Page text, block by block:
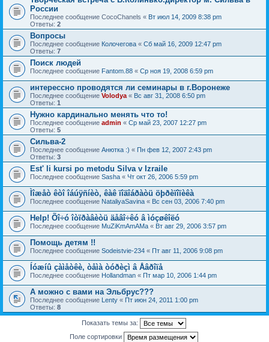
России
Последнее сообщение CocoChanels « Вт июл 14, 2009 8:38 pm
Ответы: 2
Вопросы
Последнее сообщение Колочегова « Сб май 16, 2009 12:47 pm
Ответы: 7
Поиск людей
Последнее сообщение Fantom.88 « Ср ноя 19, 2008 6:59 pm
интерессно проводятся ли семинары в г.Воронеже
Последнее сообщение Volodya « Вс авг 31, 2008 6:50 pm
Ответы: 1
Нужно кардинально менять что то!
Последнее сообщение admin « Ср май 23, 2007 12:27 pm
Ответы: 5
Сильва-2
Последнее сообщение Анютка :) « Пн фев 12, 2007 2:43 pm
Ответы: 3
Est' li kursi po metodu Silva v Izraile
Последнее сообщение Sasha « Чт окт 26, 2006 5:59 pm
Ìîæåò êòî îáúÿñíèò, êàê ïîäîáðàòü öþðèïîïèêà
Последнее сообщение NataliyaSavina « Вс сен 03, 2006 7:40 pm
Help! Õî÷ó îòïðàâèòü äåâî÷êó â ìóçøêîëó
Последнее сообщение MuZiKmAmAMa « Вт авг 29, 2006 3:57 pm
Помощь детям !!
Последнее сообщение Sodeistvie-234 « Пт авг 11, 2006 9:08 pm
Íóæíû çàìåòêè, òåìà òóðèçì â Åâðîïå
Последнее сообщение Hollandman « Пт мар 10, 2006 1:44 pm
А можно с вами на Эльбрус???
Последнее сообщение Lenty « Пт июн 24, 2011 1:00 pm
Ответы: 8
Показать темы за:
Поле сортировки